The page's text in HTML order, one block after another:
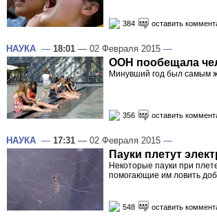
384 оставить
НАУКА — 18:01 — 02 Февраля 2015 —
ООН пообещала
Минувший год был самым
356 оставить
НАУКА — 17:31 — 02 Февраля 2015 —
Пауки плетут
Некоторые пауки при
помогающие им ловить
548 оставить